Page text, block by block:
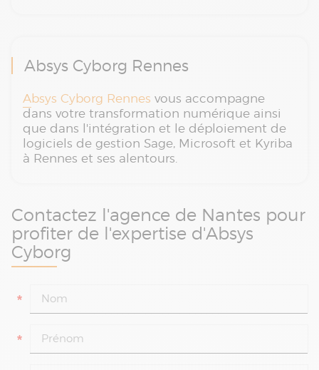
Absys Cyborg Rennes
Absys Cyborg Rennes vous accompagne
dans votre transformation numérique ainsi
que dans l'intégration et le déploiement de
logiciels de gestion Sage, Microsoft et Kyriba
à Rennes et ses alentours.
Contactez l'agence de Nantes pour
profiter de l'expertise d'Absys
Cyborg
*
*